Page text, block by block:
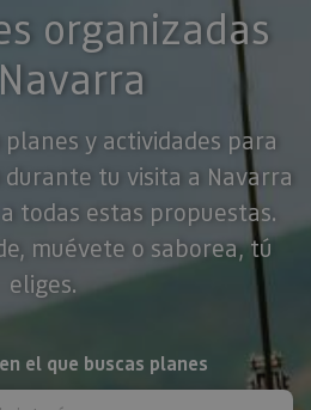
organizadas
y actividades para
tu visita a Navarra
todas estas propuestas.
muévete o saborea, tú
eliges.
el que buscas planes